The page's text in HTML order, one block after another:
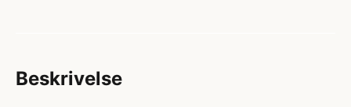
Beskrivelse